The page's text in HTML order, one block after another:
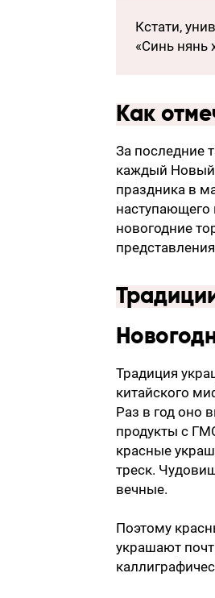
Кстати,
«Синь нянь
Как
За последние
каждый Новый
праздника в
наступающего
новогодние
Традиция
китайского
Раз в год оно
продукты с
красные
треск.
вечные.
Поэтому
украшают